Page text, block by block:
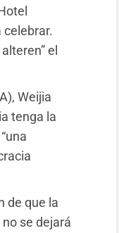
celebrar.
el
Weijia
tenga la
de que la
se dejará